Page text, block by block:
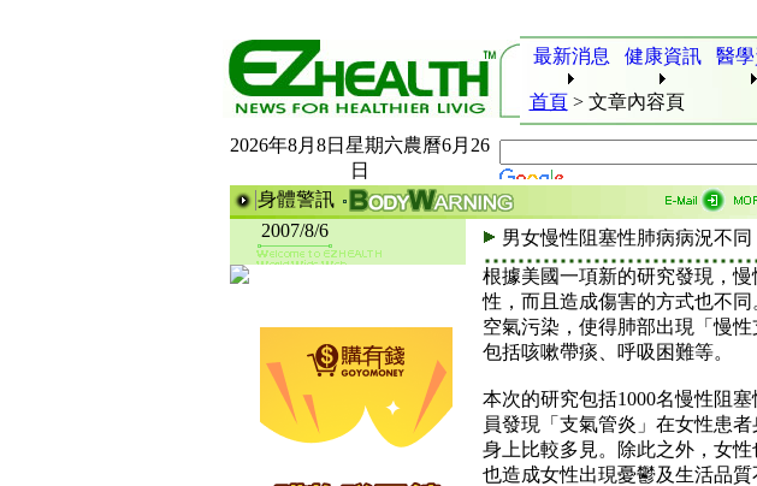
最新消息
健康資訊 醫
首頁> 文章內容頁
2026年8月8日星期六農曆6月26
日
身體警訊
2007/8/6
男女慢性阻塞性肺病病況不同
根據美國一項新的研究發現，
性，而且造成傷害的方式也不
空氣污染，使得肺部出現「慢
包括咳嗽帶痰、呼吸困難等。
本次的研究包括1000名慢性阻
員發現「支氣管炎」在女性患
身上比較多見。除此之外，女
也造成女性出現憂鬱及生活品